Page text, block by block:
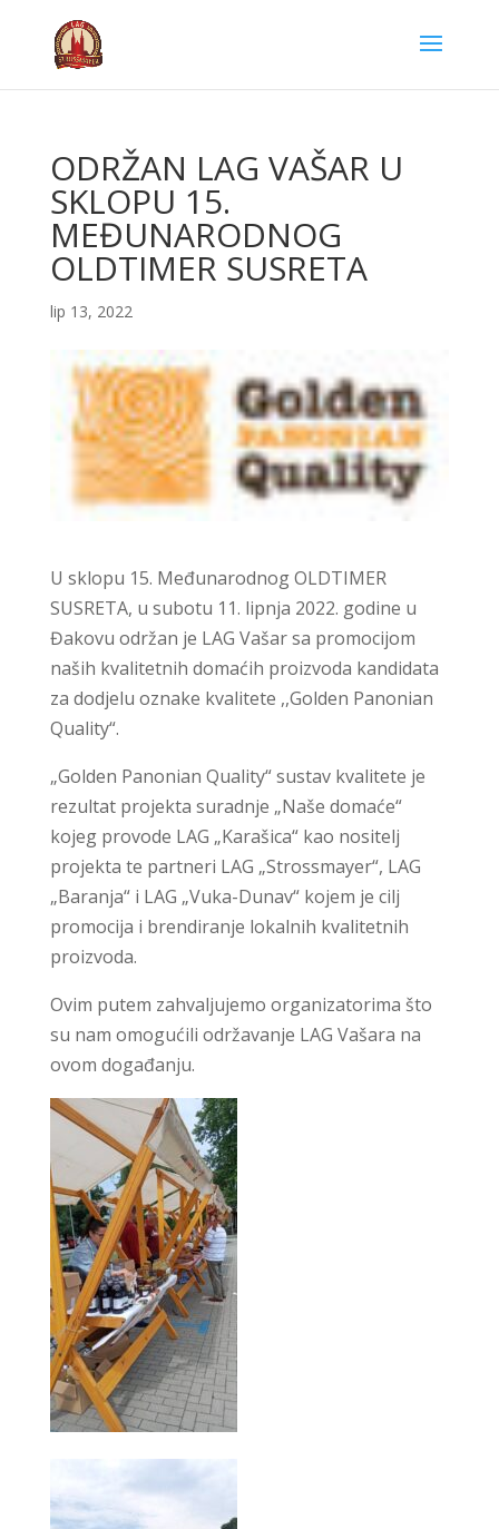
ODRŽAN LAG VAŠAR U
SKLOPU 15.
MEĐUNARODNOG
OLDTIMER SUSRETA
lip 13, 2022
U sklopu 15. Međunarodnog OLDTIMER
SUSRETA, u subotu 11. lipnja 2022. godine u
Đakovu održan je LAG Vašar sa promocijom
naših kvalitetnih domaćih proizvoda kandidata
za dodjelu oznake kvalitete ,,Golden Panonian
Quality“.
„Golden Panonian Quality“ sustav kvalitete je
rezultat projekta suradnje „Naše domaće“
kojeg provode LAG „Karašica“ kao nositelj
projekta te partneri LAG „Strossmayer“, LAG
„Baranja“ i LAG „Vuka-Dunav“ kojem je cilj
promocija i brendiranje lokalnih kvalitetnih
proizvoda.
Ovim putem zahvaljujemo organizatorima što
su nam omogućili održavanje LAG Vašara na
ovom događanju.